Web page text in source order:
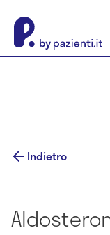
Indietro